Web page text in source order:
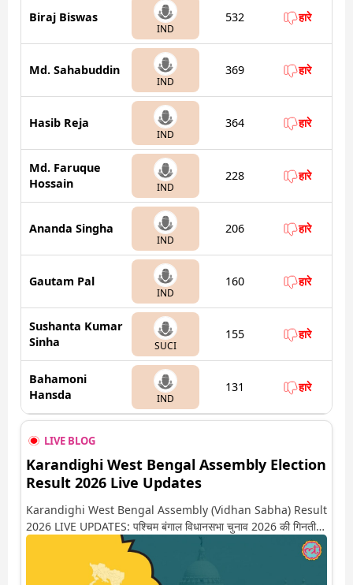
Biraj Biswas
IND
532 हारे
Md. Sahabuddin
IND
369 हारे
Hasib Reja
IND
364 हारे
Md. Faruque
Hossain
IND
228 हारे
Ananda Singha
IND
206 हारे
Gautam Pal
IND
160 हारे
Sushanta Kumar
Sinha
SUCI
155 हारे
Bahamoni
Hansda
IND
131 हारे
LIVE BLOG
Karandighi West Bengal Assembly Election
Result 2026 Live Updates
Karandighi West Bengal Assembly (Vidhan Sabha) Result
2026 LIVE UPDATES: पश्चिम बंगाल विधानसभा चुनाव 2026 की गिनती
अगले कुछ ही देर में शुरू होने वाली है. यहां देखें करनदिघी सीट पर कौन आगे-
कौन पीछे से लेकर किस तरफ जा रहें है रुझान. साथ ही पाइए इस सीट पर हो
रही हर एक हलचल की अपडेट वो भी रियल टाइम में